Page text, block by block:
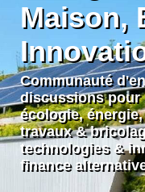
Maison,
Communauté
discussions pour
écologie,
travaux &
technologies &
finance